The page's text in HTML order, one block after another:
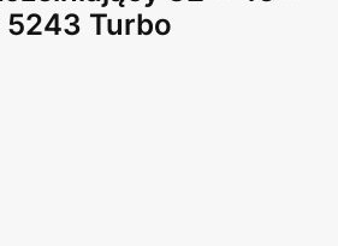
5243 Turbo